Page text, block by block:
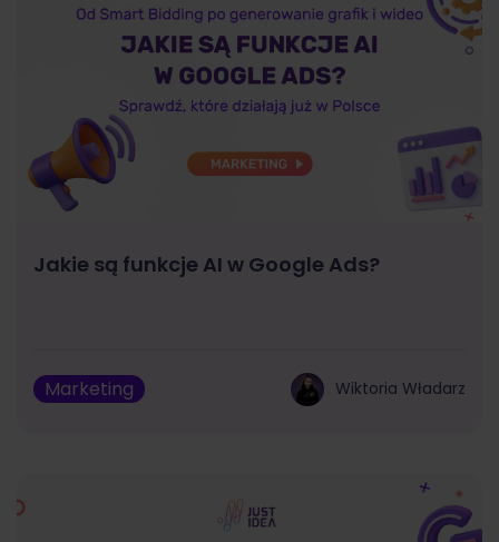
Jakie są funkcje AI w Google Ads?
Marketing Wiktoria Władarz